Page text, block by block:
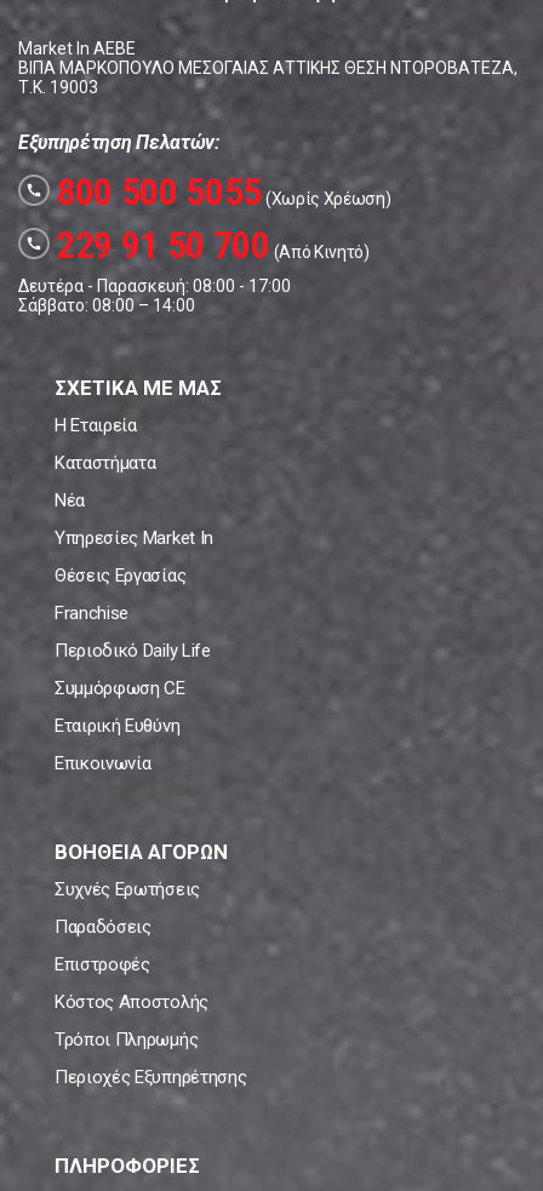
Market In ΑΕΒΕ
ΒΙΠΑ ΜΑΡΚΟΠΟΥΛΟ ΜΕΣΟΓΑΙΑΣ ΑΤΤΙΚΗΣ ΘΕΣΗ ΝΤΟΡΟΒΑΤΕΖΑ,
Τ.Κ. 19003
Εξυπηρέτηση Πελατών:
call 800 500 5055(Χωρίς Χρέωση)
call 229 91 50 700 (Από Κινητό)
Δευτέρα - Παρασκευή: 08:00 - 17:00
Σάββατο: 08:00 – 14:00
ΣΧΕΤΙΚΑ ΜΕ ΜΑΣ
Η Εταιρεία
Καταστήματα
Νέα
Υπηρεσίες Market In
Θέσεις Εργασίας
Franchise
Περιοδικό Daily Life
Συμμόρφωση CE
Εταιρική Ευθύνη
Επικοινωνία
ΒΟΗΘΕΙΑ ΑΓΟΡΩΝ
Συχνές Ερωτήσεις
Παραδόσεις
Επιστροφές
Κόστος Αποστολής
Τρόποι Πληρωμής
Περιοχές Εξυπηρέτησης
ΠΛΗΡΟΦΟΡΙΕΣ